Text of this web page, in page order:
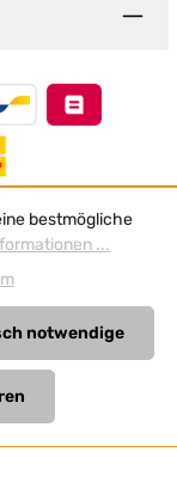
anders
bestmögliche
...
notwendige